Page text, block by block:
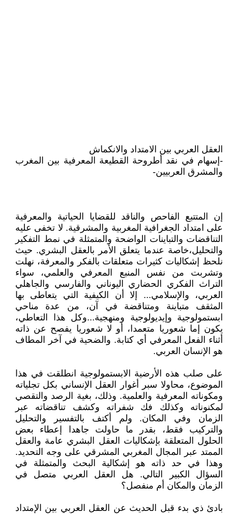
العقل العربي بين الامتداد والانكماش
-إسهام في نقد أطروحة القطيعة المعرفية بين المغرب
والمشرق العربيين-
إن المتتبع الفاحص والناقد للقضايا الحياتية والمعرفية
على امتداد الجغرافية المغربية والمشرقية. لا تخفى عليه
التناقضات والتباينات الواضحة والمتمثلة في نمط التفكير
والتحليل،خاصة عندما يتعلق الأمر بالعقل البشري. حيث
نلحظ إشكاليات كثيرات متعلقات بالفكر والمعرفة، نهلت
وتشربت من نفس المنبع المعرفي والعلمي، سواء
التراث الفكري الحضاري اليوناني والفارسي والجاهلي
العربي، والإسلامي... إلا أن الكيفية التي يتعاطى بها
المثقف متباينة ومتناقضة في آن، من عدة مناحي
ابستمولوجية وإيديولوجية ومنهجية...وكل هذا التعاطي،
يكون إما شعوريا متعمدا، أو لا شعوريا يفصح عن ذاته
أثناء الفعل المعرفي أي كتابة. والضحية في آخر المطاف
هو الإنسان العربي.
على صلب هذه الأرضية الابستمولوجية انطلقت في هذا
الموضوع، محاولا سبر أغوار العقل الإنساني بكل تجلياته
ومكوناته المعرفية والعلمية. وذلك، بغية الرصد والتقصي
لمكنوناته وكذلك فك شفراته وكشف تناقضاته عبر
الزمان وفي المكان. ولم أكتف بالتفسير والتحليل
والتركيب فقط، بقدر ما حاولت جاهدا إعطاء بعض
الحلول المتعلقة بإشكاليات العقل البشري عامة والعقل
الممتد عبر المجال المغربي المشرقي على وجه التحديد.
وهذا في حد ذاته هو إشكالية البحث والمتمثلة في
السؤال الكبير التالي. هل العقل العربي متصل في
الزمان والمكان أم منفصل؟
بادئ ذي بدء قبل الحديث عن العقل العربي بين الإمتداد